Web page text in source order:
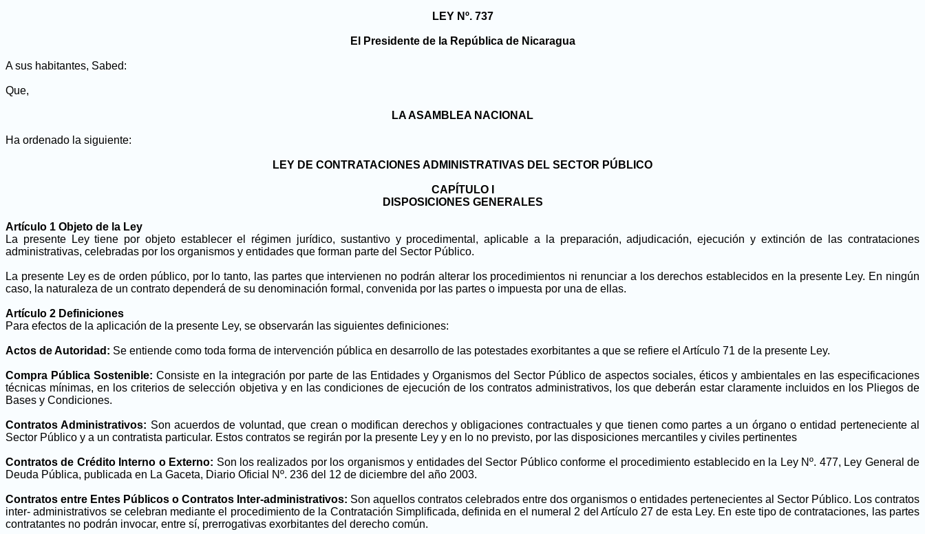
LEY Nº. 737
El Presidente de la República de Nicaragua
A sus habitantes, Sabed:
Que,
LA ASAMBLEA NACIONAL
Ha ordenado la siguiente:
LEY DE CONTRATACIONES ADMINISTRATIVAS DEL SECTOR PÚBLICO
CAPÍTULO I
DISPOSICIONES GENERALES
Artículo 1 Objeto de la Ley
La presente Ley tiene por objeto establecer el régimen jurídico, sustantivo y procedimental, aplicable a la preparación, adjudicación, ejecución y extinción de las contrataciones
administrativas, celebradas por los organismos y entidades que forman parte del Sector Público.
La presente Ley es de orden público, por lo tanto, las partes que intervienen no podrán alterar los procedimientos ni renunciar a los derechos establecidos en la presente Ley. En ningún
caso, la naturaleza de un contrato dependerá de su denominación formal, convenida por las partes o impuesta por una de ellas.
Artículo 2 Definiciones
Para efectos de la aplicación de la presente Ley, se observarán las siguientes definiciones:
Actos de Autoridad: Se entiende como toda forma de intervención pública en desarrollo de las potestades exorbitantes a que se refiere el Artículo 71 de la presente Ley.
Compra Pública Sostenible: Consiste en la integración por parte de las Entidades y Organismos del Sector Público de aspectos sociales, éticos y ambientales en las especificaciones
técnicas mínimas, en los criterios de selección objetiva y en las condiciones de ejecución de los contratos administrativos, los que deberán estar claramente incluidos en los Pliegos de
Bases y Condiciones.
Contratos Administrativos: Son acuerdos de voluntad, que crean o modifican derechos y obligaciones contractuales y que tienen como partes a un órgano o entidad perteneciente al
Sector Público y a un contratista particular. Estos contratos se regirán por la presente Ley y en lo no previsto, por las disposiciones mercantiles y civiles pertinentes
Contratos de Crédito Interno o Externo: Son los realizados por los organismos y entidades del Sector Público conforme el procedimiento establecido en la Ley Nº. 477, Ley General de
Deuda Pública, publicada en La Gaceta, Diario Oficial Nº. 236 del 12 de diciembre del año 2003.
Contratos entre Entes Públicos o Contratos Inter-administrativos: Son aquellos contratos celebrados entre dos organismos o entidades pertenecientes al Sector Público. Los contratos
inter- administrativos se celebran mediante el procedimiento de la Contratación Simplificada, definida en el numeral 2 del Artículo 27 de esta Ley. En este tipo de contrataciones, las partes
contratantes no podrán invocar, entre sí, prerrogativas exorbitantes del derecho común.